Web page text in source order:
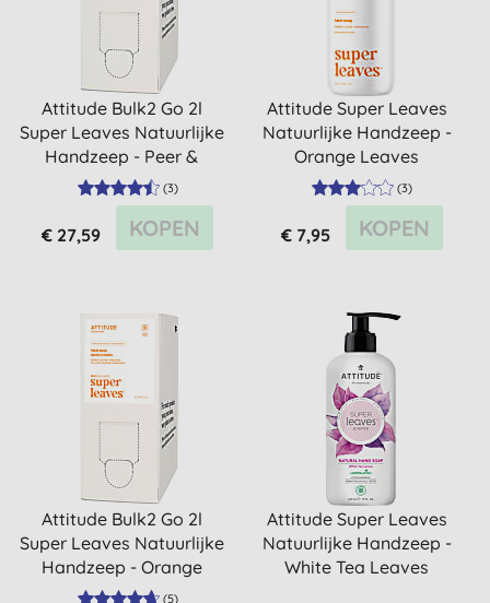
Attitude Bulk2 Go 2l
Super Leaves Natuurlijke
Handzeep - Peer &
Amber
(3)
€ 27,59 KOPEN
Attitude Super Leaves
Natuurlijke Handzeep -
Orange Leaves
(3)
€ 7,95 KOPEN
Attitude Bulk2 Go 2l
Super Leaves Natuurlijke
Handzeep - Orange
Leaves
(5)
Attitude Super Leaves
Natuurlijke Handzeep -
White Tea Leaves